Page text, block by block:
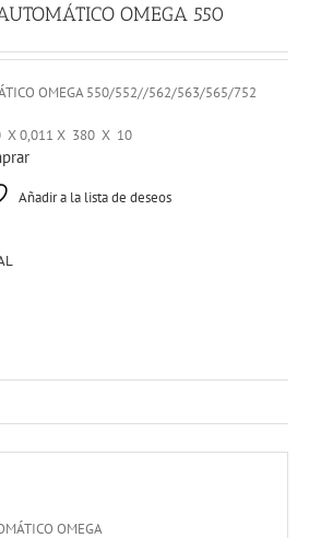
OMEGA 550
OMEGA 550/552//562/563/565/752
X 0,011 X 380 X 10
Añadir a la lista de deseos
OMEGA